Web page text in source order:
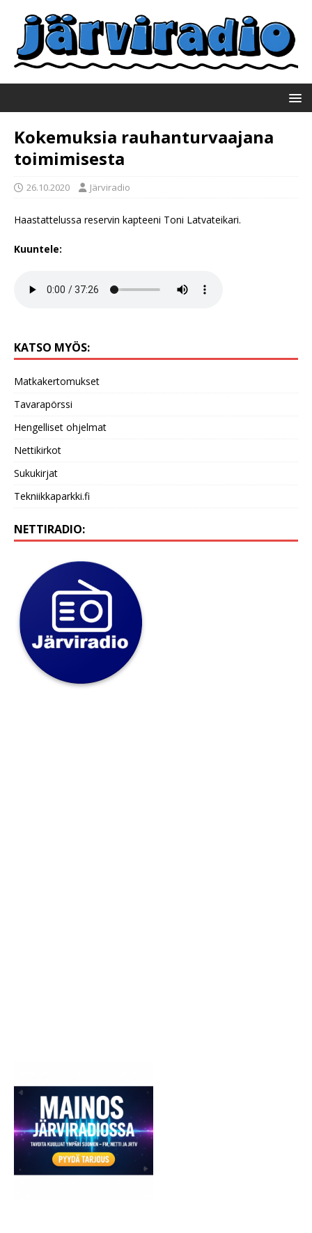
Kokemuksia rauhanturvaajana
toimimisesta
26.10.2020 Järviradio
Haastattelussa reservin kapteeni Toni Latvateikari.
Kuuntele:
KATSO MYÖS:
Matkakertomukset
Tavarapörssi
Hengelliset ohjelmat
Nettikirkot
Sukukirjat
Tekniikkaparkki.fi
NETTIRADIO: